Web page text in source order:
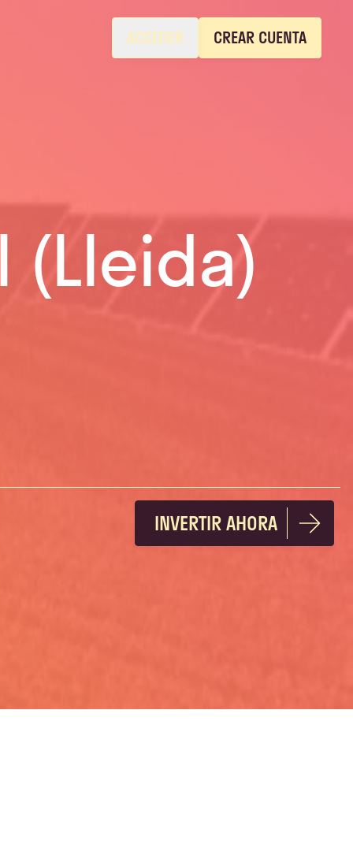
ACCEDER CREAR CUENTA
(Lleida)
INVERTIR AHORA